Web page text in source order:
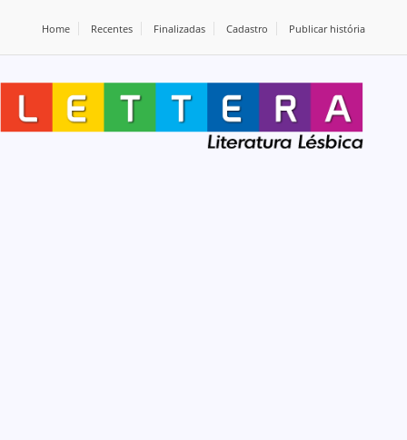
Home Recentes Finalizadas Cadastro Publicar história